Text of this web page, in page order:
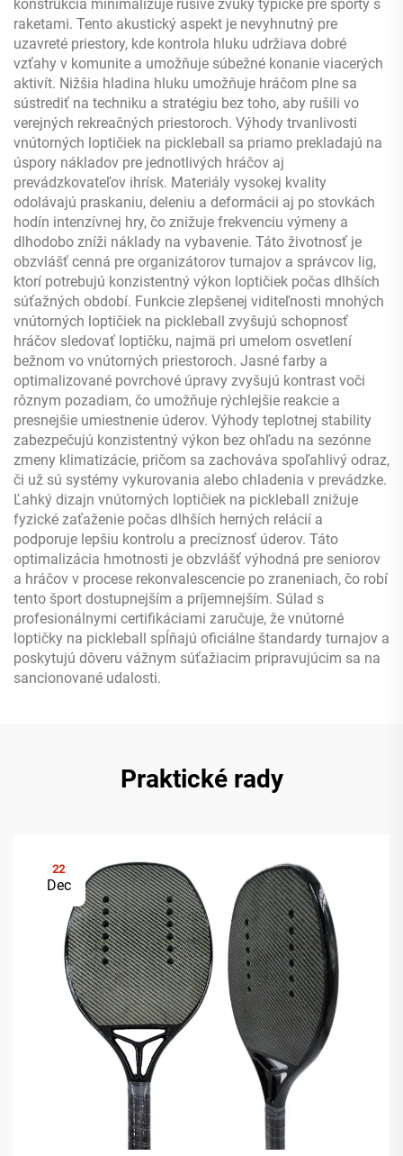
konštrukcia minimalizuje rušivé zvuky typické pre športy s
raketami. Tento akustický aspekt je nevyhnutný pre
uzavreté priestory, kde kontrola hluku udržiava dobré
vzťahy v komunite a umožňuje súbežné konanie viacerých
aktivít. Nižšia hladina hluku umožňuje hráčom plne sa
sústrediť na techniku a stratégiu bez toho, aby rušili vo
verejných rekreačných priestoroch. Výhody trvanlivosti
vnútorných loptičiek na pickleball sa priamo prekladajú na
úspory nákladov pre jednotlivých hráčov aj
prevádzkovateľov ihrísk. Materiály vysokej kvality
odolávajú praskaniu, deleniu a deformácii aj po stovkách
hodín intenzívnej hry, čo znižuje frekvenciu výmeny a
dlhodobo zníži náklady na vybavenie. Táto životnosť je
obzvlášť cenná pre organizátorov turnajov a správcov lig,
ktorí potrebujú konzistentný výkon loptičiek počas dlhších
súťažných období. Funkcie zlepšenej viditeľnosti mnohých
vnútorných loptičiek na pickleball zvyšujú schopnosť
hráčov sledovať loptičku, najmä pri umelom osvetlení
bežnom vo vnútorných priestoroch. Jasné farby a
optimalizované povrchové úpravy zvyšujú kontrast voči
rôznym pozadiam, čo umožňuje rýchlejšie reakcie a
presnejšie umiestnenie úderov. Výhody teplotnej stability
zabezpečujú konzistentný výkon bez ohľadu na sezónne
zmeny klimatizácie, pričom sa zachováva spoľahlivý odraz,
či už sú systémy vykurovania alebo chladenia v prevádzke.
Ľahký dizajn vnútorných loptičiek na pickleball znižuje
fyzické zaťaženie počas dlhších herných relácií a
podporuje lepšiu kontrolu a precíznosť úderov. Táto
optimalizácia hmotnosti je obzvlášť výhodná pre seniorov
a hráčov v procese rekonvalescencie po zraneniach, čo robí
tento šport dostupnejším a príjemnejším. Súlad s
profesionálnymi certifikáciami zaručuje, že vnútorné
loptičky na pickleball spĺňajú oficiálne štandardy turnajov a
poskytujú dôveru vážnym súťažiacim pripravujúcim sa na
sancionované udalosti.
Praktické rady
22
Dec